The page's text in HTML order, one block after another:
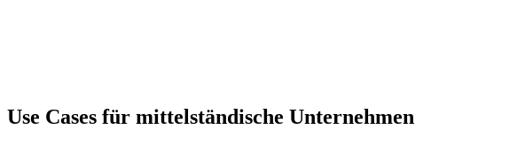
Use Cases für mittelständische Unternehmen